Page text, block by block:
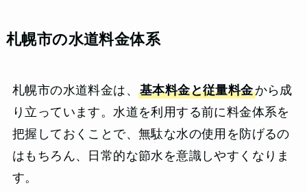
札幌市の水道料金体系
札幌市の水道料金は、 基本料金と従量料金から成
り立っています。水道を利用する前に料金体系を
把握しておくことで、無駄な水の使用を防げるの
はもちろん、日常的な節水を意識しやすくなりま
す。